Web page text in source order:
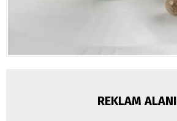
REKLAM ALANI